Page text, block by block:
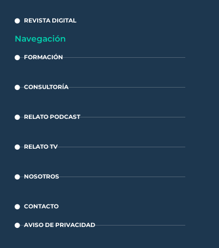
REVISTA DIGITAL
Navegación
FORMACIÓN
CONSULTORÍA
RELATO PODCAST
RELATO TV
NOSOTROS
CONTACTO
AVISO DE PRIVACIDAD